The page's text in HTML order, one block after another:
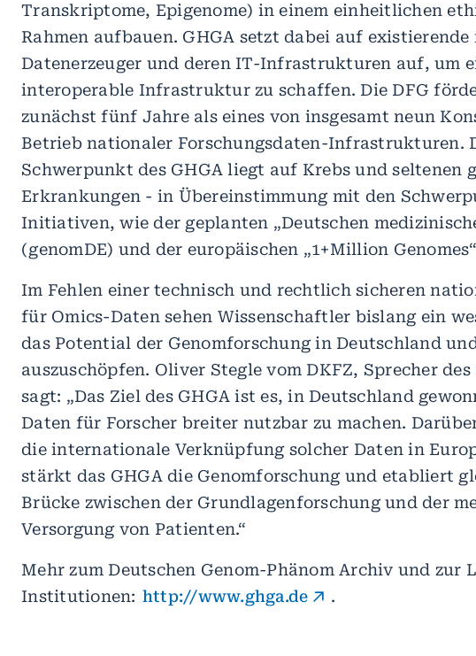
Transkriptome, Epigenome) in einem einheitlichen
Rahmen aufbauen. GHGA setzt dabei auf
Datenerzeuger und deren IT-Infrastrukturen auf, um
interoperable Infrastruktur zu schaffen. Die DFG
zunächst fünf Jahre als eines von insgesamt neun
Betrieb nationaler Forschungsdaten-Infrastrukturen.
Schwerpunkt des GHGA liegt auf Krebs und seltenen
Erkrankungen - in Übereinstimmung mit den
Initiativen, wie der geplanten „Deutschen
(genomDE) und der europäischen „1+Million
Im Fehlen einer technisch und rechtlich sicheren
für Omics-Daten sehen Wissenschaftler bislang ein
das Potential der Genomforschung in Deutschland
auszuschöpfen. Oliver Stegle vom DKFZ, Sprecher
sagt: „Das Ziel des GHGA ist es, in Deutschland
Daten für Forscher breiter nutzbar zu machen.
die internationale Verknüpfung solcher Daten in
stärkt das GHGA die Genomforschung und etabliert
Brücke zwischen der Grundlagenforschung und der
Versorgung von Patienten.“
Mehr zum Deutschen Genom-Phänom Archiv und zur
Institutionen: http://www.ghga.de .